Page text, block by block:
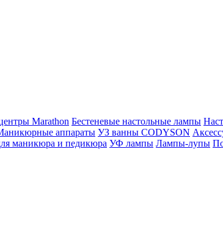
Marathon Бестеневые настольные лампы
аппараты УЗ ванны CODYSON
маникюра и педикюра УФ лампы Лампы-лупы